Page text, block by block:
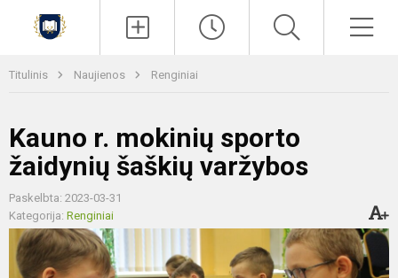
Titulinis Naujienos Renginiai
Kauno r. mokinių sporto
žaidynių šaškių varžybos
Paskelbta: 2023-03-31
Kategorija: Renginiai